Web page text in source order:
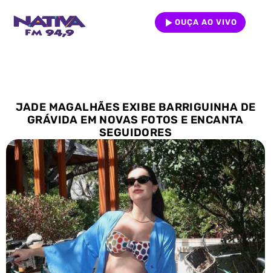
OUÇA AO VIVO
JADE MAGALHÃES EXIBE BARRIGUINHA DE
GRÁVIDA EM NOVAS FOTOS E ENCANTA
SEGUIDORES